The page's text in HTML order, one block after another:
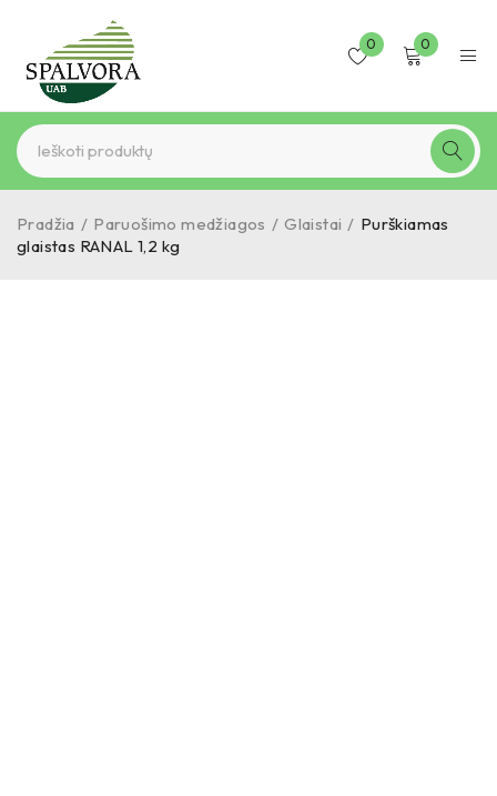
0 0
Pradžia / Paruošimo medžiagos / Glaistai / Purškiamas
glaistas RANAL 1,2 kg